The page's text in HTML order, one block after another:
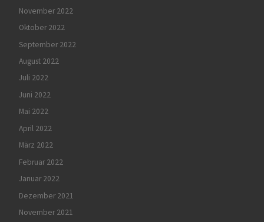
November 2022
Oktober 2022
September 2022
August 2022
Juli 2022
Juni 2022
Mai 2022
April 2022
März 2022
Februar 2022
Januar 2022
Dezember 2021
November 2021